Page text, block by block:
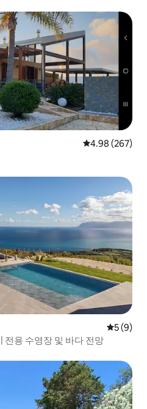
평점 4.98점(5
4.98 (267)
평점 5점
5 (9)
전용 수영장 및 바다 전망